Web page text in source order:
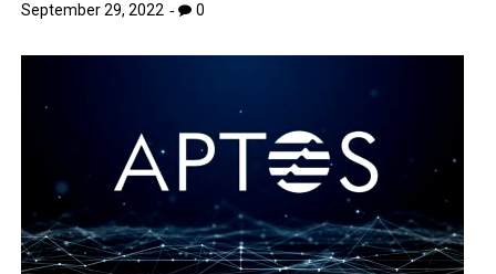
September 29, 2022 0